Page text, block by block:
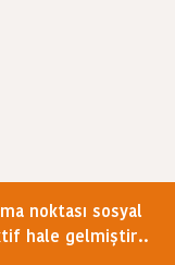
noktası sosyal
hale gelmiştir..